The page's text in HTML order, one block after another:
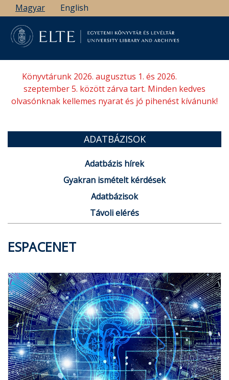
Ugrás
a
tartalomra
Magyar English
Könyvtárunk 2026. augusztus 1. és 2026.
szeptember 5. között zárva tart. Minden kedves
olvasónknak kellemes nyarat és jó pihenést kívánunk!
ADATBÁZISOK
Adatbázis hírek
Gyakran ismételt kérdések
Adatbázisok
Távoli elérés
ESPACENET